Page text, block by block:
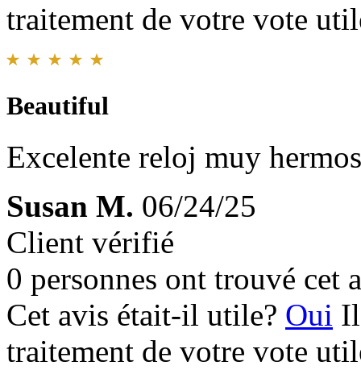
traitement de votre vote
Beautiful
Excelente reloj muy
Susan M. 06/24/25
Client vérifié
0 personnes ont trouvé cet
Cet avis était-il utile? Oui
traitement de votre vote